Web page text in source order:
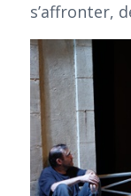
s’affronter,